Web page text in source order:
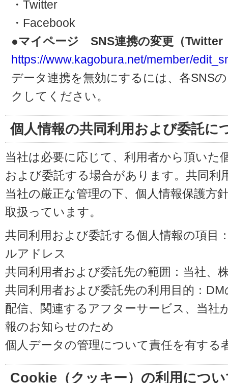
・Twitter
・Facebook
●マイページ SNS連携の変更（Twitter
https://www.kagobura.net/member/
データ連携を無効にするには、各SNS
クしてください。
個人情報の共同利用および委託に
当社は必要に応じて、利用者から頂いた
および委託する場合があります。共同利
当社の厳正な管理の下、個人情報保護方
取扱っています。
共同利用および委託する個人情報の項目
ルアドレス
共同利用者および委託先の範囲：当社、
共同利用者および委託先の利用目的：
配信、関連するアフターサービス、当社
報のお知らせのため
個人データの管理について責任を有する
Cookie（クッキー）の利用につ